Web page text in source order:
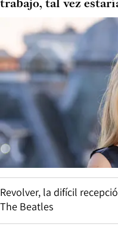
trabajo, tal vez
Revolver, la difícil
The Beatles